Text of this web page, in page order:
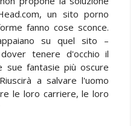
un sito porno
fanno cose sconce.
su quel sito –
tenere d'occhio il
fantasie più oscure
a salvare l'uomo
le loro carriere, le loro